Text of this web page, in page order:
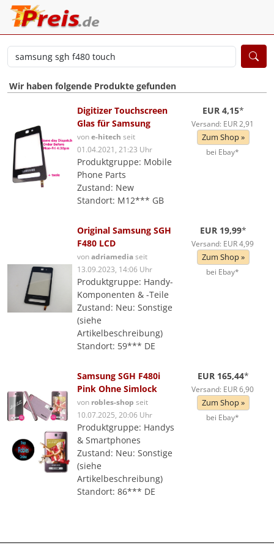
Wir haben folgende Produkte gefunden
Digitizer Touchscreen
Glas für Samsung
vone-hitech seit
01.04.2021, 21:23 Uhr
Produktgruppe: Mobile
Phone Parts
Zustand: New
Standort: M12*** GB
EUR 4,15*
Versand: EUR 2,91
Zum Shop »
bei Ebay*
Original Samsung SGH
F480 LCD
vonadriamediaseit
13.09.2023, 14:06 Uhr
Produktgruppe: Handy-
Komponenten & -Teile
Zustand: Neu: Sonstige
(siehe
Artikelbeschreibung)
Standort: 59*** DE
EUR 19,99*
Versand: EUR 4,99
Zum Shop »
bei Ebay*
Samsung SGH F480i
Pink Ohne Simlock
von robles-shop seit
10.07.2025, 20:06 Uhr
Produktgruppe: Handys
& Smartphones
Zustand: Neu: Sonstige
(siehe
Artikelbeschreibung)
Standort: 86*** DE
EUR 165,44*
Versand: EUR 6,90
Zum Shop »
bei Ebay*